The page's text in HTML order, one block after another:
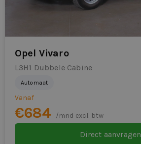
Opel Vivaro
L3H1 Dubbele Cabine
Automaat
Vanaf
€684 /mnd excl. btw
Direct aanvragen